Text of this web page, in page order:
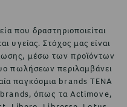
που δραστηριοποιείται
υγείας. Στόχος μας είναι
μέσω των προϊόντων
πωλήσεων περιλαμβάνει
παγκόσμια brands TENA
brands, όπως τα Actimove,